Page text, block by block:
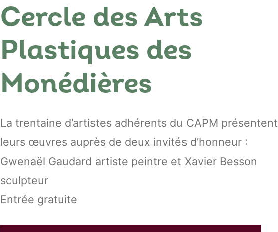
Cercle des Arts
Plastiques des
Monédières
La trentaine d’artistes adhérents du CAPM présentent
leurs œuvres auprès de deux invités d’honneur :
Gwenaël Gaudard artiste peintre et Xavier Besson
sculpteur
Entrée gratuite